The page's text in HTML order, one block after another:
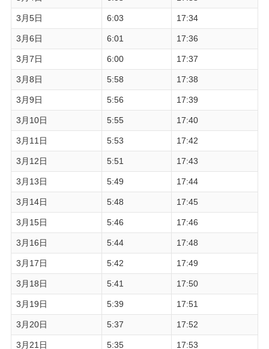
3月5日 6:03 17:34
3月6日 6:01 17:36
3月7日 6:00 17:37
3月8日 5:58 17:38
3月9日 5:56 17:39
3月10日 5:55 17:40
3月11日 5:53 17:42
3月12日 5:51 17:43
3月13日 5:49 17:44
3月14日 5:48 17:45
3月15日 5:46 17:46
3月16日 5:44 17:48
3月17日 5:42 17:49
3月18日 5:41 17:50
3月19日 5:39 17:51
3月20日 5:37 17:52
3月21日 5:35 17:53